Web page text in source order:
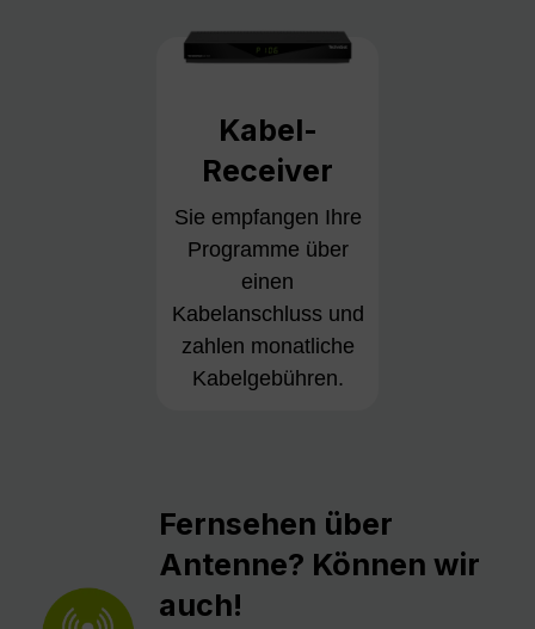
Kabel-
Receiver
Sie empfangen Ihre
Programme über
einen
Kabelanschluss und
zahlen monatliche
Kabelgebühren.
Fernsehen über
Antenne? Können wir
auch!